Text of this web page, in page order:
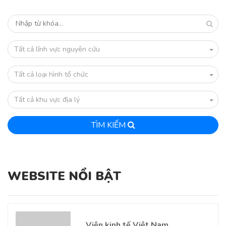
Tất cả lĩnh vực nguyên cứu
Tất cả loại hình tổ chức
Tất cả khu vực địa lý
TÌM KIẾM
WEBSITE NỔI BẬT